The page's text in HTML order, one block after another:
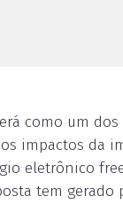
como um
impactos da
eletrônico
tem gerado